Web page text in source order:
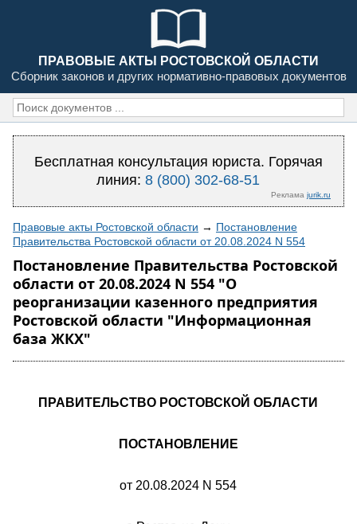
ПРАВОВЫЕ АКТЫ РОСТОВСКОЙ ОБЛАСТИ
Сборник законов и других нормативно-правовых документов
Бесплатная консультация юриста. Горячая
линия:8 (800) 302-68-51
Реклама jurik.ru
Правовые акты Ростовской области → Постановление
Правительства Ростовской области от 20.08.2024 N 554
Постановление Правительства Ростовской
области от 20.08.2024 N 554 "О
реорганизации казенного предприятия
Ростовской области "Информационная
база ЖКХ"
ПРАВИТЕЛЬСТВО РОСТОВСКОЙ ОБЛАСТИ
ПОСТАНОВЛЕНИЕ
от 20.08.2024 N 554